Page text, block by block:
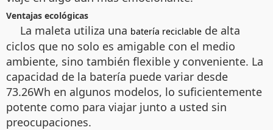
Ventajas ecológicas
La maleta utiliza una batería reciclable de alta
ciclos que no solo es amigable con el medio
ambiente, sino también flexible y conveniente. La
capacidad de la batería puede variar desde
73.26Wh en algunos modelos, lo suficientemente
potente como para viajar junto a usted sin
preocupaciones.